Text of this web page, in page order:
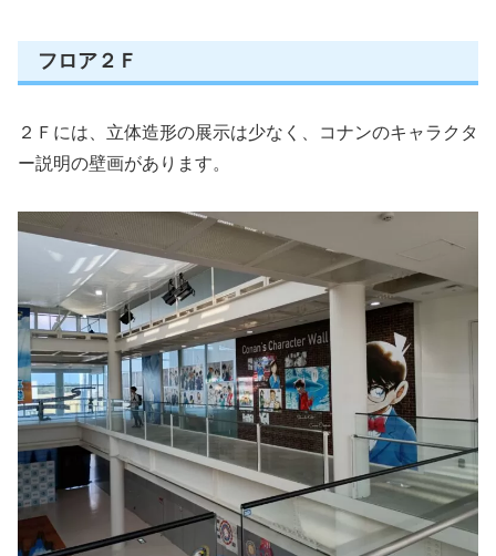
フロア２Ｆ
２Ｆには、立体造形の展示は少なく、コナンのキャラクタ
ー説明の壁画があります。